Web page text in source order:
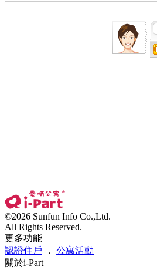
©2026 Sunfun Info Co.,Ltd.
All Rights Reserved.
更多功能
認證住戶 ． 公寓活動
關於i-Part